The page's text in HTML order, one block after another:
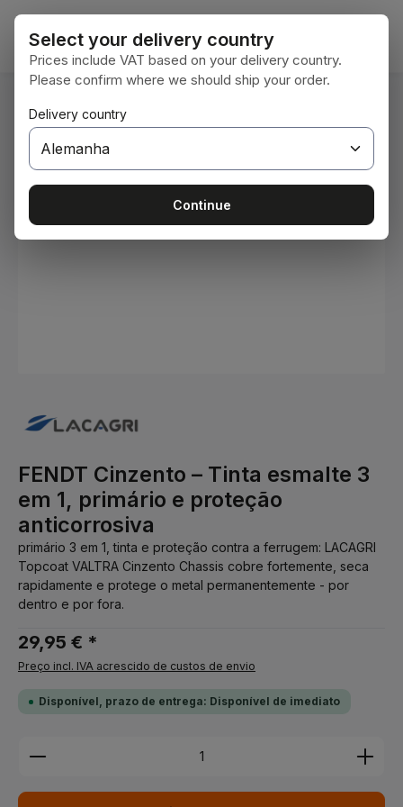
Ir para o conteúdo principal
Você está aqui: Home
FENDT Cinzento – Tinta esmalte 3
em 1, primário e proteção
anticorrosiva
primário 3 em 1, tinta e proteção contra a ferrugem: LACAGRI
Topcoat VALTRA Cinzento Chassis cobre fortemente, seca
rapidamente e protege o metal permanentemente - por
dentro e por fora.
29,95 € *
Preço incl. IVA acrescido de custos de envio
Disponível, prazo de entrega: Disponível de imediato
Quantidade do Produto: Insira a quantidade
Select your delivery country
Prices include VAT based on your delivery country.
Please confirm where we should ship your order.
Delivery country
Continue